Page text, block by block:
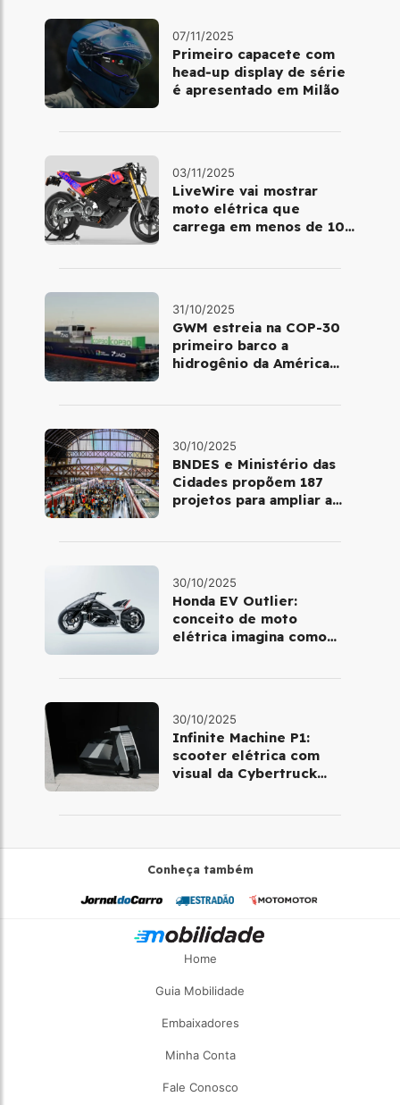
07/11/2025
Primeiro capacete com
head‑up display de série
é apresentado em Milão
03/11/2025
LiveWire vai mostrar
moto elétrica que
carrega em menos de 10
31/10/2025
GWM estreia na COP-30
primeiro barco a
hidrogênio da América
30/10/2025
BNDES e Ministério das
Cidades propõem 187
projetos para ampliar a
30/10/2025
Honda EV Outlier:
conceito de moto
elétrica imagina como
30/10/2025
Infinite Machine P1:
scooter elétrica com
visual da Cybertruck
Conheça também
Home
Guia Mobilidade
Embaixadores
Minha Conta
Fale Conosco